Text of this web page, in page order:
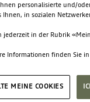
personalisierte und/
Ihnen, in sozialen
jederzeit in der Rubrik
Informationen finden Sie
MEINE COOKIES